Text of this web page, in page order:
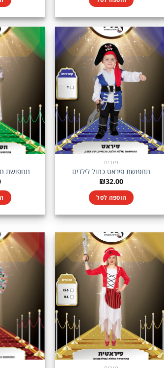
פורים
תחפושת פיראט כחול לילדים
₪32.00
הוספה לסל
תחפושת